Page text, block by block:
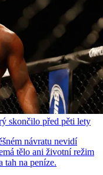
skončilo před pěti lety
návratu nevidí
tělo ani životní režim
tah na peníze.